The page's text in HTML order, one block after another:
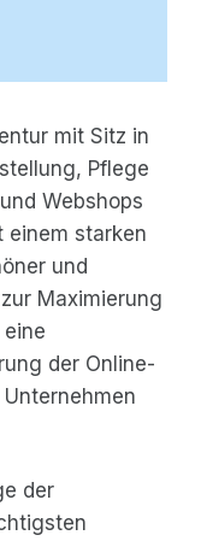
mit Sitz in
Pflege
Webshops
einem starken
und
Maximierung
der Online-
der